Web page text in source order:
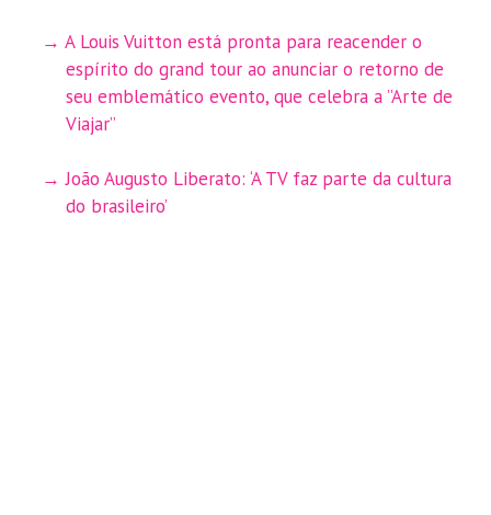
A Louis Vuitton está pronta para reacender o
espírito do grand tour ao anunciar o retorno de
seu emblemático evento, que celebra a ”Arte de
Viajar”
João Augusto Liberato: ‘A TV faz parte da cultura
do brasileiro’